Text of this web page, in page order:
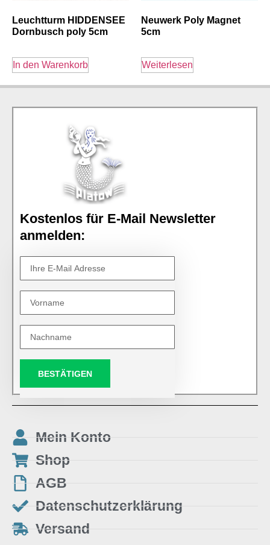
Leuchtturm HIDDENSEE
Dornbusch poly 5cm
In den Warenkorb
Neuwerk Poly Magnet
5cm
Weiterlesen
Kostenlos für E-Mail Newsletter
anmelden:
BESTÄTIGEN
Mein Konto
Shop
AGB
Datenschutzerklärung
Versand